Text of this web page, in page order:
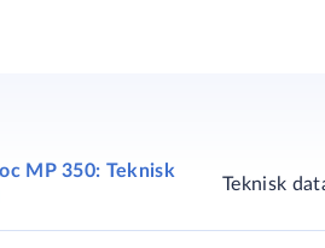
MP 350: Teknisk
Teknisk